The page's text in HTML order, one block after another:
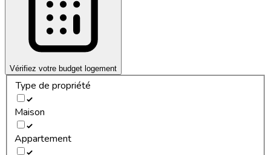
Vérifiez votre budget logement
Type de propriété
Maison
Appartement